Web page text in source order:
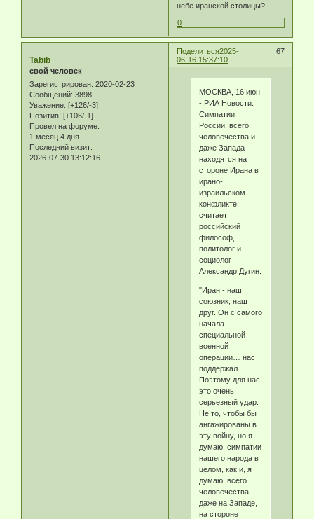
небе иранской столицы?
0
Поделиться 67
2025-
06-16 15:37:10
Tabib
свой человек
Зарегистрирован: 2020-02-23
Сообщений: 3898
Уважение: [+126/-3]
Позитив: [+106/-1]
Провел на форуме:
1 месяц 4 дня
Последний визит:
2026-07-30 13:12:16
МОСКВА, 16 июн
- РИА Новости.
Симпатии
России, всего
человечества и
даже Запада
находятся на
стороне Ирана в
ирано-
израильском
конфликте,
считает
российский
философ,
политолог и
социолог
Александр Дугин.
"Иран - наш
союзник, наш
друг. Он с самого
начала
специальной
военной
операции… нас
поддержал.
Поэтому для нас
это очень
серьезный удар.
Не то, чтобы бы
ангажированы в
эту войну, но я
думаю, симпатии
нашего народа в
целом, как и, я
думаю, всего
человечества,
даже на Западе,
на стороне